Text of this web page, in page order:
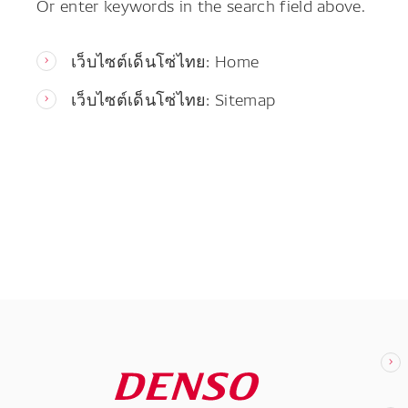
เว็บไซต์เด็นโซ่ไทย: Home
เว็บไซต์เด็นโซ่ไทย: Sitemap